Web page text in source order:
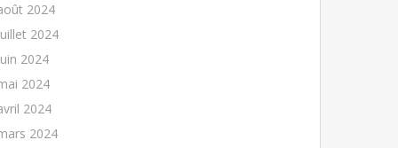
2024
2024
2024
2024
2024
2024